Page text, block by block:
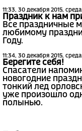
11:33, 30 декабря 2015, среда
Праздник к нам
Все праздничные
любимому
Году.
11:34, 30 декабря 2015, среда
Берегите себя!
Спасатели
новогодние
тонкий лед
уже произошло
полынью.